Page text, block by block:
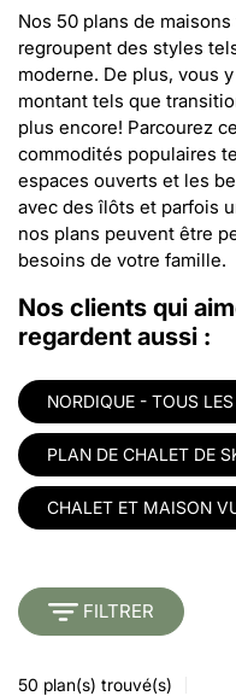
Nos 50 plans de
regroupent des styles
moderne. De plus, vous
montant tels que
plus encore! Parcourez
commodités populaires
espaces ouverts et les
avec des îlôts et parfois
nos plans peuvent être
besoins de votre famille.
Nos clients qui
regardent aussi :
NORDIQUE - TOUS
PLAN DE CHALET DE
CHALET ET MAISON
FILTRER
50 plan(s) trouvé(s)